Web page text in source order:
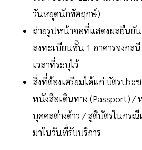
วันหยุดนักขัตฤกษ์)
ถ่ายรูปหน้าจอที่แสดงผลยืนยั
ลงทะเบียนชั้น 1 อาคารจงกล
เวลาที่ระบุไว้
สิ่งที่ต้องเตรียมได้แก่ บัตรประ
หนังสือเดินทาง (Passport) /
บุคคลต่างด้าว / สูติบัตรในกรณี
มาในวันที่รับบริการ